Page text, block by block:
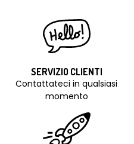
SERVIZIO CLIENTI
Contattateci in qualsiasi
momento